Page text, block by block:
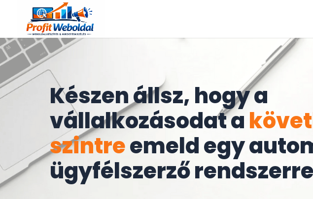
Készen állsz, hogy a
vállalkozásodat a
szintreemeld egy
ügyfélszerző